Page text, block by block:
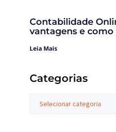
Contabilidade
vantagens e
Leia Mais
Categorias